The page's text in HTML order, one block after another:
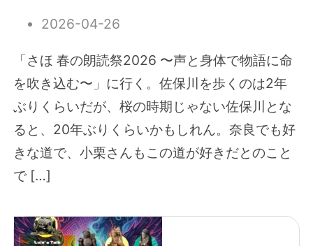
2026-04-26
「さほ 春の朗読祭2026 〜声と身体で物語に命
を吹き込む〜」に行く。佐保川を歩くのは2年
ぶりくらいだが、桜の時期じゃない佐保川とな
ると、20年ぶりくらいかもしれん。奈良でも好
きな道で、小栗さんもこの道が好きだとのこと
で […]